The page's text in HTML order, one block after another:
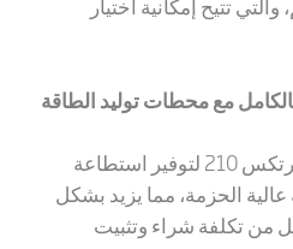
مع محطات توليد الطاقة
تم تصميم ألواح سلسلة فيرتكس 210 لتوفير استطاعة
الحزمة، مما يزيد بشكل
من تكلفة شراء وتثبيت